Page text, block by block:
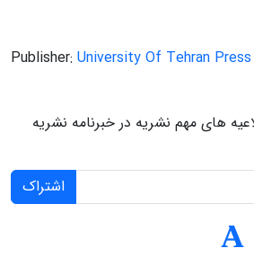
Publisher: University Of Tehran Press
های مهم نشریه در خبرنامه نشریه
اشتراک